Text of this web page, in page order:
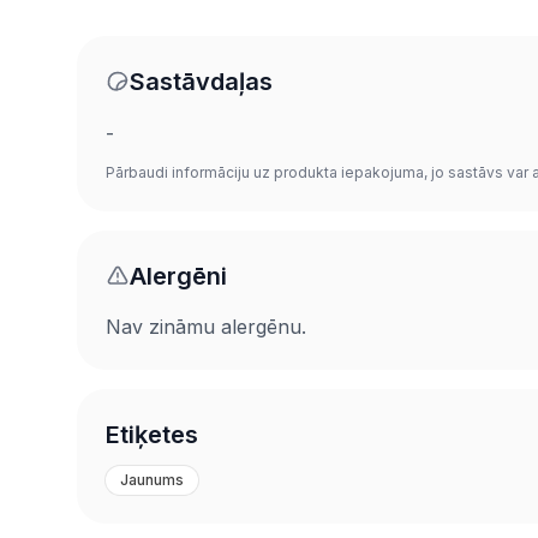
Sastāvdaļas
-
Pārbaudi informāciju uz produkta iepakojuma, jo sastāvs var
Alergēni
Nav zināmu alergēnu.
Etiķetes
Jaunums